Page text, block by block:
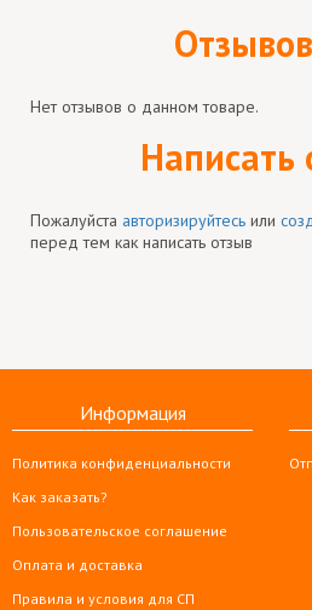
Нет отзывов о данном товаре.
Написать
Пожалуйста авторизируйтесь или
перед тем как написать отзыв
Информация
Политика конфиденциальности
Как заказать?
Пользовательское соглашение
Оплата и доставка
Правила и условия для СП